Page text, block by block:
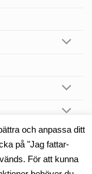
och anpassa ditt
på "Jag fattar-
För att kunna